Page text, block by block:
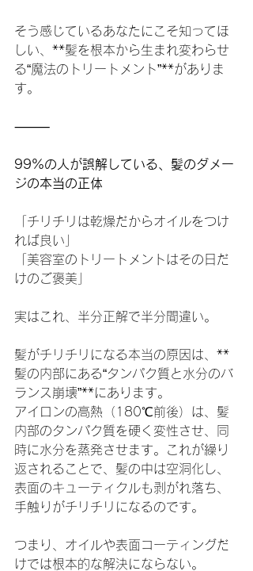
そう感じているあなたにこそ知ってほ
しい、**髪を根本から生まれ変わらせ
る“魔法のトリートメント”**がありま
す。
⸻
99%の人が誤解している、髪のダメー
ジの本当の正体
「チリチリは乾燥だからオイルをつけ
れば良い」
「美容室のトリートメントはその日だ
けのご褒美」
実はこれ、半分正解で半分間違い。
髪がチリチリになる本当の原因は、**
髪の内部にある“タンパク質と水分のバ
ランス崩壊”**にあります。
アイロンの高熱（180℃前後）は、髪
内部のタンパク質を硬く変性させ、同
時に水分を蒸発させます。これが繰り
返されることで、髪の中は空洞化し、
表面のキューティクルも剥がれ落ち、
手触りがチリチリになるのです。
つまり、オイルや表面コーティングだ
けでは根本的な解決にならない。